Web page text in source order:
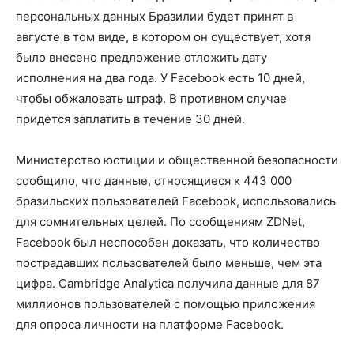
персональных данных Бразилии будет принят в
августе в том виде, в котором он существует, хотя
было внесено предложение отложить дату
исполнения на два года. У Facebook есть 10 дней,
чтобы обжаловать штраф. В противном случае
придется заплатить в течение 30 дней.
Министерство юстиции и общественной безопасности
сообщило, что данные, относящиеся к 443 000
бразильских пользователей Facebook, использовались
для сомнительных целей. По сообщениям ZDNet,
Facebook был неспособен доказать, что количество
пострадавших пользователей было меньше, чем эта
цифра. Cambridge Analytica получила данные для 87
миллионов пользователей с помощью приложения
для опроса личности на платформе Facebook.